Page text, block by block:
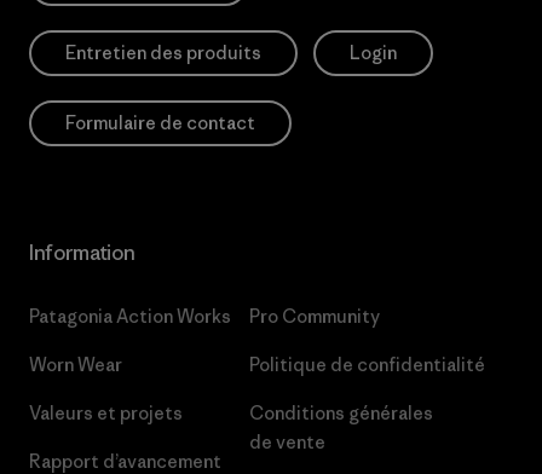
Entretien des produits Login
Formulaire de contact
Information
Patagonia Action Works
Worn Wear
Valeurs et projets
Rapport d’avancement
Pro Community
Politique de confidentialité
Conditions générales
de vente